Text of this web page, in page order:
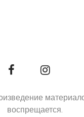
воспрещается.